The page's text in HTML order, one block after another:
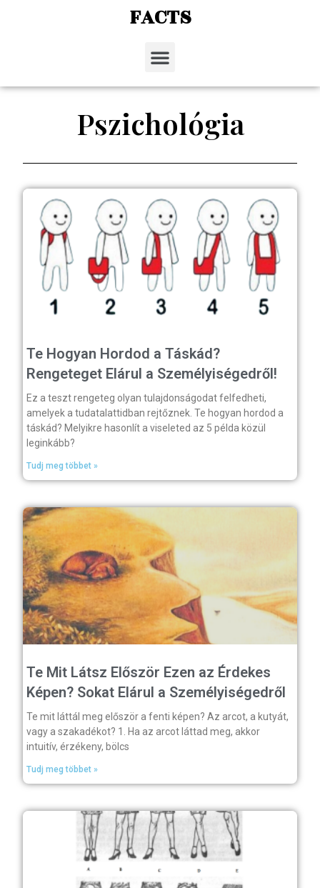
FACTS
Pszichológia
Te Hogyan Hordod a Táskád?
Rengeteget Elárul a Személyiségedről!
Ez a teszt rengeteg olyan tulajdonságodat felfedheti,
amelyek a tudatalattidban rejtőznek. Te hogyan hordod a
táskád? Melyikre hasonlít a viseleted az 5 példa közül
leginkább?
Tudj meg többet »
Te Mit Látsz Először Ezen az Érdekes
Képen? Sokat Elárul a Személyiségedről
Te mit láttál meg először a fenti képen? Az arcot, a kutyát,
vagy a szakadékot? 1. Ha az arcot láttad meg, akkor
intuitív, érzékeny, bölcs
Tudj meg többet »